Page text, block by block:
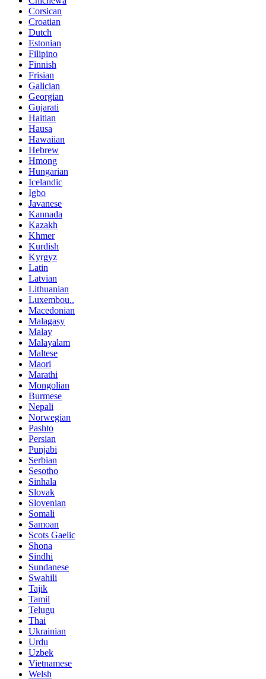
Corsican
Croatian
Dutch
Estonian
Filipino
Finnish
Frisian
Galician
Georgian
Gujarati
Haitian
Hausa
Hawaiian
Hebrew
Hmong
Hungarian
Icelandic
Igbo
Javanese
Kannada
Kazakh
Khmer
Kurdish
Kyrgyz
Latin
Latvian
Lithuanian
Luxembou..
Macedonian
Malagasy
Malay
Malayalam
Maltese
Maori
Marathi
Mongolian
Burmese
Nepali
Norwegian
Pashto
Persian
Punjabi
Serbian
Sesotho
Sinhala
Slovak
Slovenian
Somali
Samoan
Scots Gaelic
Shona
Sindhi
Sundanese
Swahili
Tajik
Tamil
Telugu
Thai
Ukrainian
Urdu
Uzbek
Vietnamese
Welsh